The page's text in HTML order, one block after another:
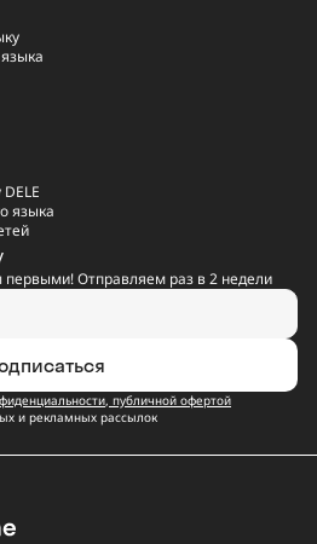
языка
Отправляем раз в 2 недели
, публичной офертой
и рекламных рассылок